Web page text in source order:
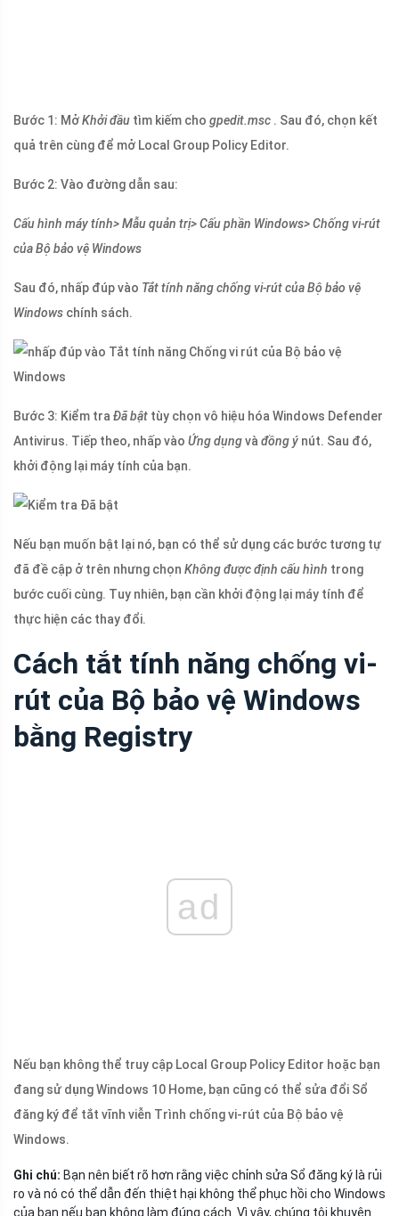
Bước 1: MởKhởi đầu tìm kiếm cho gpedit.msc . Sau đó, chọn kết
quả trên cùng để mở Local Group Policy Editor.
Bước 2: Vào đường dẫn sau:
Cấu hình máy tính> Mẫu quản trị> Cấu phần Windows> Chống vi-rút
của Bộ bảo vệ Windows
Sau đó, nhấp đúp vào Tắt tính năng chống vi-rút của Bộ bảo vệ
Windows chính sách.
Bước 3: Kiểm tra Đã bật tùy chọn vô hiệu hóa Windows Defender
Antivirus. Tiếp theo, nhấp vào Ứng dụngvà đồng ý nút. Sau đó,
khởi động lại máy tính của bạn.
Nếu bạn muốn bật lại nó, bạn có thể sử dụng các bước tương tự
đã đề cập ở trên nhưng chọn Không được định cấu hình trong
bước cuối cùng. Tuy nhiên, bạn cần khởi động lại máy tính để
thực hiện các thay đổi.
Cách tắt tính năng chống vi-
rút của Bộ bảo vệ Windows
bằng Registry
ad
Nếu bạn không thể truy cập Local Group Policy Editor hoặc bạn
đang sử dụng Windows 10 Home, bạn cũng có thể sửa đổi Sổ
đăng ký để tắt vĩnh viễn Trình chống vi-rút của Bộ bảo vệ
Windows.
Ghi chú: Bạn nên biết rõ hơn rằng việc chỉnh sửa Sổ đăng ký là rủi
ro và nó có thể dẫn đến thiệt hại không thể phục hồi cho Windows
của bạn nếu bạn không làm đúng cách. Vì vậy, chúng tôi khuyên